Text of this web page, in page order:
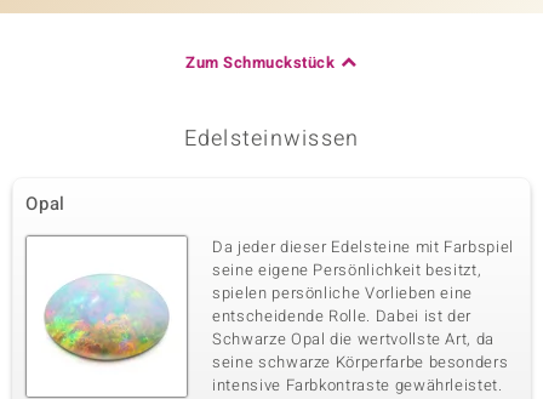
Zum Schmuckstück
Edelsteinwissen
Opal
Da jeder dieser Edelsteine mit Farbspiel
seine eigene Persönlichkeit besitzt,
spielen persönliche Vorlieben eine
entscheidende Rolle. Dabei ist der
Schwarze Opal die wertvollste Art, da
seine schwarze Körperfarbe besonders
intensive Farbkontraste gewährleistet.